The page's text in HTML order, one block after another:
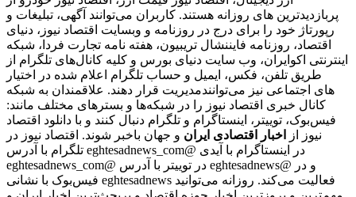
پربازدیدترین های روزانه هستند. کاربران می‌توانند آگهی، تبلیغات و
رپورتاژ خود را برای درج در روزنامه و وبسایت اقتصاد نیوز، دنیای
اقتصاد، روزنامه فایننشال تریبیون، هفته نامه تجارت فردا، شبکه
اینترنتی اکوایران، وب سایت دنیای بورس و کلیه کانال‌های تلگرام از
طریق تلفن، فکس، ایمیل و حساب تلگرام اعلام شده در اختیار
مدیریت قرار دهند. علاقمندان به شبکه‎‌های اجتماعی نیز می‌توانند
کانال خبری اقتصاد نیوز را در شبکه‌ها و بسترهای مختلف مانند:
فیس‌بوک، توییتر، اینستاگرام و تلگرام دنبال کنند و با دانلود اقتصاد
نیوز از
اخبار اقتصادی ایران و جهان باخبر شوند. اقتصاد نیوز در
تلگرام با آدرس eghtesadnews_com@ در اینستاگرام با آیدی
eghtesadnews_com@ در توییتر با آدرس eghtesadnews@ و در
فیس‌بوک با نشانی eghtesadnews فعالیت می‌کند. روزانه می‌توانید